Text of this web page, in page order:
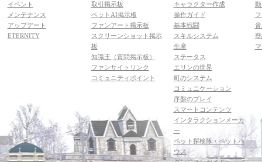
イベント
メンテナンス
アップデート
ETERNITY
取引掲示板
ペットAI掲示板
ファンアート掲示板
スクリーンショット掲示
板
知識王（質問掲示板）
ファンサイトリンク
コミュニティポイント
キャラクター作成
操作ガイド
基本戦闘
スキルシステム
生産
ステータス
エリンの世界
町のシステム
コミュニケーション
序盤のプレイ
スマートコンテンツ
インタラクションメーカ
ー
ペット探検隊・ペットハ
ウス